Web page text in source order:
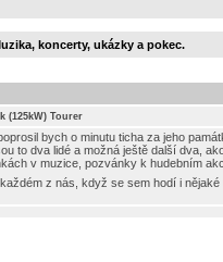
koncerty, ukázky a pokec.
(125kW) Tourer
bych o minutu ticha za jeho
to dva lidé a možná ještě další dva,
v muzice, pozvánky k hudebním
z nás, když se sem hodí i nějaké